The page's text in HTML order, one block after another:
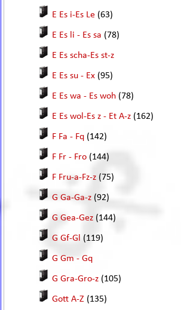
E Es i-Es Le (63)
E Es li - Es sa (78)
E Es scha-Es st-z
E Es su - Ex (95)
E Es wa - Es woh (78)
E Es wol-Es z - Et A-z (162)
F Fa - Fq (142)
F Fr - Fro (144)
F Fru-a-Fz-z (75)
G Ga-Ga-z (92)
G Gea-Gez (144)
G Gf-Gl (119)
G Gm - Gq
G Gra-Gro-z (105)
Gott A-Z (135)